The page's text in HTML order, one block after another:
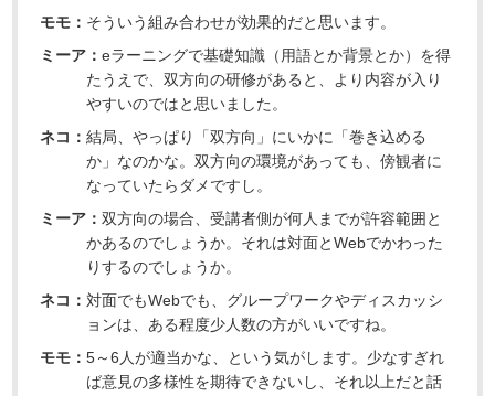
モモ： そういう組み合わせが効果的だと思います。
ミーア：eラーニングで基礎知識（用語とか背景とか）を得
たうえで、双方向の研修があると、より内容が入り
やすいのではと思いました。
ネコ：結局、やっぱり「双方向」にいかに「巻き込める
か」なのかな。双方向の環境があっても、傍観者に
なっていたらダメですし。
ミーア：双方向の場合、受講者側が何人までが許容範囲と
かあるのでしょうか。それは対面とWebでかわった
りするのでしょうか。
ネコ：対面でもWebでも、グループワークやディスカッシ
ョンは、ある程度少人数の方がいいですね。
モモ：5～6人が適当かな、という気がします。少なすぎれ
ば意見の多様性を期待できないし、それ以上だと話